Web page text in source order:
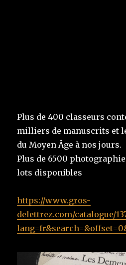
Plus de 400 classeurs
milliers de manuscrits et
du Moyen Âge à nos jours.
Plus de 6500
lots disponibles
https://www.gros-
delettrez.com/catalogue/